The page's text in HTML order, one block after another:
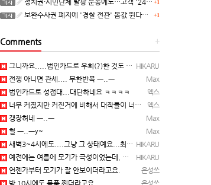
+1
정치권·시민단체 탈팡 운동에도…고객 '2470만명' 원상 회복, "고물가에 돌팡"
+1
보완수사권 폐지에 '경찰 전관' 몸값 뛴다…대형 로펌 영입전쟁
+
Comments
HIKARU
그니까요.....법인카드로 우회(?)한 것도 아니고, 대놓고...ㅋ ㅋ)
Max
전쟁 아니면 관세.... 무한반복 ㅡ..ㅡ
엑스
법인카드로 성접대...대단하네요 ㅋㅋㅋㅋ
엑스
너무 커졌지만 커진거에 비해서 대작들이 너무 줄었죠.........
Max
갱장허네 ㅡ..ㅡ
Max
헐 ㅡ..ㅡy~
HIKARU
새벽3~4시에도....그냥 그 상태예요...최근 1주일은....
HIKARU
예전에는 여름에 모기가 극성이었는데, 여름에는 안나오는 것 같은.....ㅎ ㅎ)
은성쓰
언젠가부터 모기가 잘 안보이더라고요.
은성쓰
밤 10시에도 푹푹 찌더라고요.